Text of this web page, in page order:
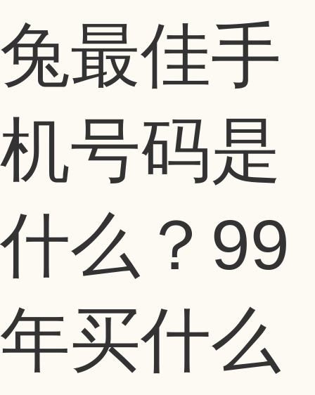
兔最佳手
机号码是
什么？99
年买什么